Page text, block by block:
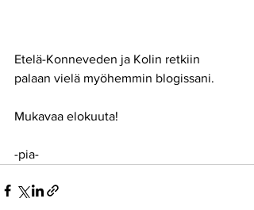
Etelä-Konneveden ja Kolin retkiin
palaan vielä myöhemmin blogissani.
Mukavaa elokuuta!
-pia-